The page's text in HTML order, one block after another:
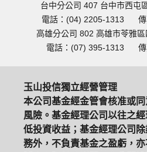
台中分公司 407 台中市西屯
電話：(04) 2205-1313
高雄分公司 802 高雄市苓雅
電話：(07) 395-1313
玉山投信獨立經營管理
本公司基金經金管會核准或
風險。基金經理公司以往之
低投資收益；基金經理公司
務外，不負責基金之盈虧，